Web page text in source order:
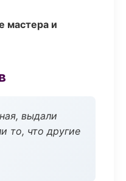
мастера и
выдали
то, что другие